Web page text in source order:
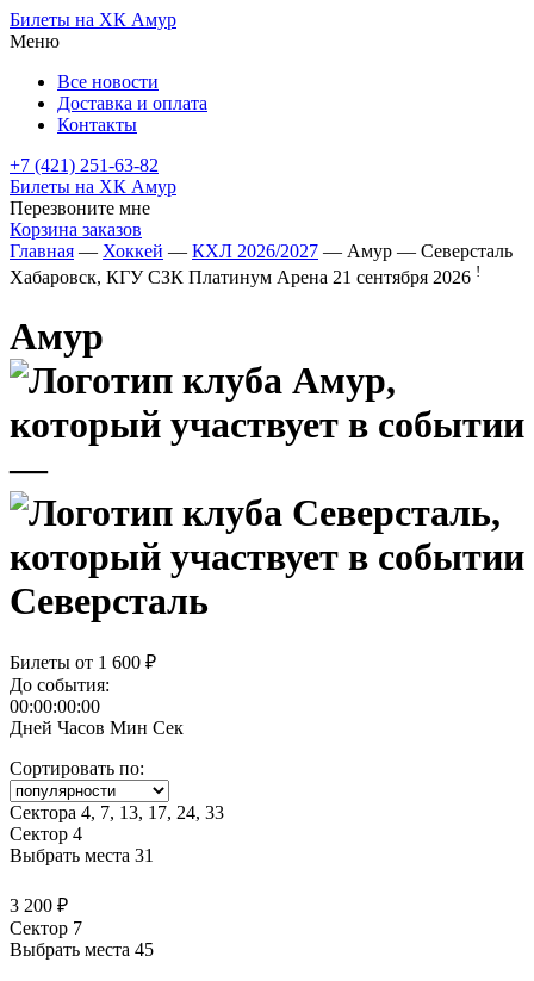
Билеты на ХК Амур
Меню
Все новости
Доставка и оплата
Контакты
+7 (421) 251-63-82
Билеты на ХК Амур
Перезвоните мне
Корзина заказов
Главная — Хоккей — КХЛ 2026/2027 — Амур — Северсталь
Хабаровск, КГУ СЗК Платинум Арена 21 сентября 2026 !
Амур
—
Северсталь
Билеты от 1 600 ₽
До события:
00:00:00:00
Дней Часов Мин Сек
Сортировать по:
Сектора 4, 7, 13, 17, 24, 33
Сектор 4
Выбрать места 31
3 200 ₽
Сектор 7
Выбрать места 45